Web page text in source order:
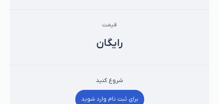
قیمت
رايگان
شروع کنید
برای ثبت نام وارد شوید